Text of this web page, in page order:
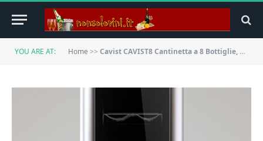
YOU ARE AT: Home >> Cavist CAVIST8 Cantinetta a 8 Bottiglie, Grigio e Nero